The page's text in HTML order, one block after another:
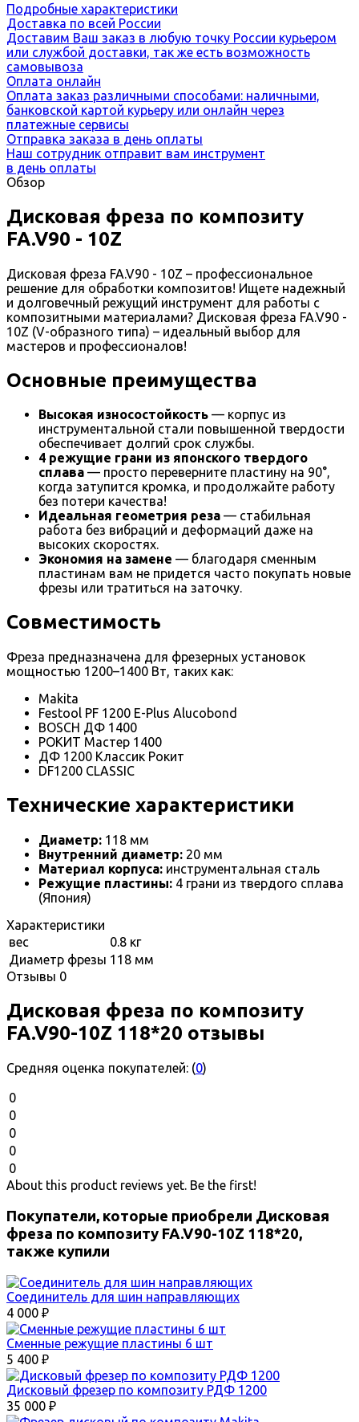
Подробные характеристики
Доставка по всей России
Доставим Ваш заказ в любую точку России курьером
или службой доставки, так же есть возможность
самовывоза
Оплата онлайн
Оплата заказ различными способами: наличными,
банковской картой курьеру или онлайн через
платежные сервисы
Отправка заказа в день оплаты
Наш сотрудник отправит вам инструмент
в день оплаты
Обзор
Дисковая фреза по композиту
FA.V90 - 10Z
Дисковая фреза FA.V90 - 10Z – профессиональное
решение для обработки композитов! Ищете надежный
и долговечный режущий инструмент для работы с
композитными материалами? Дисковая фреза FA.V90 -
10Z (V-образного типа) – идеальный выбор для
мастеров и профессионалов!
Основные преимущества
Высокая износостойкость — корпус из
инструментальной стали повышенной твердости
обеспечивает долгий срок службы.
4 режущие грани из японского твердого
сплава — просто переверните пластину на 90°,
когда затупится кромка, и продолжайте работу
без потери качества!
Идеальная геометрия реза — стабильная
работа без вибраций и деформаций даже на
высоких скоростях.
Экономия на замене — благодаря сменным
пластинам вам не придется часто покупать новые
фрезы или тратиться на заточку.
Совместимость
Фреза предназначена для фрезерных установок
мощностью 1200–1400 Вт, таких как:
Makita
Festool PF 1200 E-Plus Alucobond
BOSCH ДФ 1400
РОКИТ Мастер 1400
ДФ 1200 Классик Рокит
DF1200 CLASSIC
Технические характеристики
Диаметр: 118 мм
Внутренний диаметр: 20 мм
Материал корпуса: инструментальная сталь
Режущие пластины: 4 грани из твердого сплава
(Япония)
Характеристики
вес
0.8 кг
Диаметр фрезы 118 мм
Отзывы 0
Дисковая фреза по композиту
FA.V90-10Z 118*20 отзывы
Средняя оценка покупателей: (0)
0
0
0
0
0
About this product reviews yet. Be the first!
Покупатели, которые приобрели Дисковая
фреза по композиту FA.V90-10Z 118*20,
также купили
Соединитель для шин направляющих
4 000 ₽
Сменные режущие пластины 6 шт
5 400 ₽
Дисковый фрезер по композиту РДФ 1200
35 000 ₽